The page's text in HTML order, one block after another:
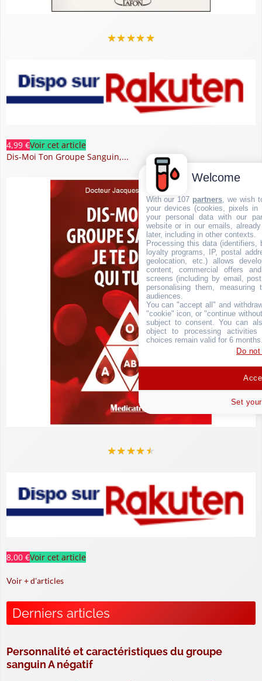
★★★★★
4,99 €Voir cet article
Dis-Moi Ton Groupe Sanguin,...
★★★★★
8,00 €Voir cet article
Voir + d'articles
Derniers articles
Personnalité et caractéristiques du groupe
sanguin A négatif
Welcome
With our 107 partners , we wish
your devices (cookies, pixels
your personal data with our
website or in our emails,
later, including in other contexts.
Processing this data (identifiers,
loyalty programs, IP, postal
geolocation, etc.) allows
content, commercial offers
screens (including by email,
personalising them, measuring
audiences.
You can "accept all" and
"cookie" icon, or "continue
subject to consent. You can
object to processing
choices remain valid for 6
Do
Set